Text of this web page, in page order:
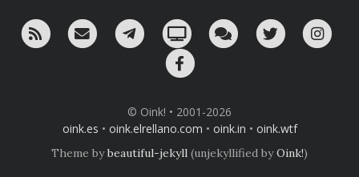
RSS ¡Mándame un email!¡Nuestro canal en Telegram!
Oink! TV Charla con nosotros
Twitter
© Oink! • 2001-2026
oink.es • oink.elrellano.com • oink.in • oink.wtf
Theme bybeautiful-jekyll (unjekyllified byOink!)